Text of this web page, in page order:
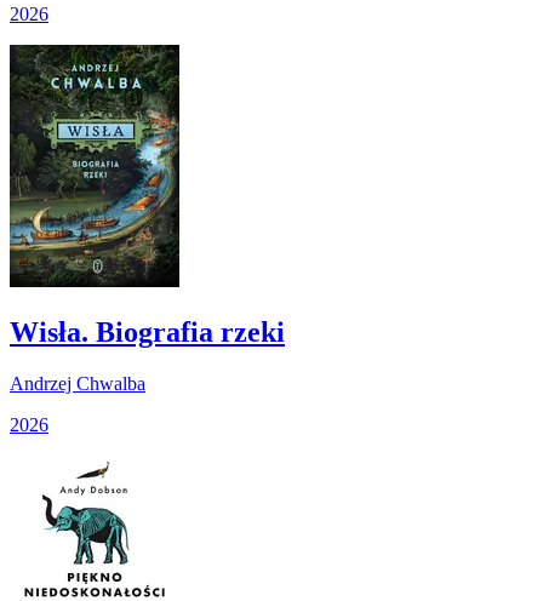
2026
Wisła. Biografia rzeki
Andrzej Chwalba
2026